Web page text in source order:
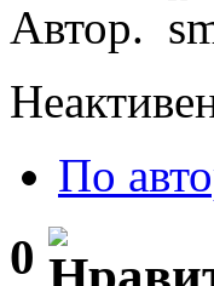
Автор.
По
0